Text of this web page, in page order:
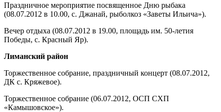
Праздничное мероприятие посвященное Дню рыбака
(08.07.2012 в 10.00, с. Джанай, рыболкоз «Заветы Ильича»).
Вечер отдыха (08.07.2012 в 19.00, площадь им. 50-летия
Победы, с. Красный Яр).
Лиманский район
Торжественное собрание, праздничный концерт (08.07.2012,
ДК с. Кряжевое).
Торжественное собрание (06.07.2012, ОСП СХП
«Камышовское»).